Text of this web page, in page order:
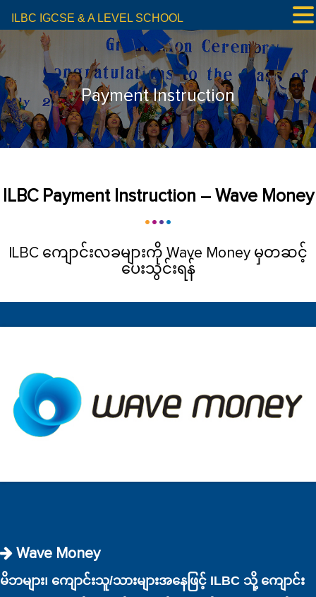
Payment Instruction
ILBC Payment Instruction – Wave Money
ILBC ကျောင်းလခများကို Wave Money မှတဆင့်
ပေးသွင်းရန်
Wave Money
မိဘများ၊ ကျောင်းသူ/သားများအနေဖြင့် ILBC သို့ ကျောင်း
ILBC IGCSE & A LEVEL SCHOOL